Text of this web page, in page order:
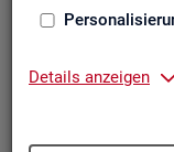
Details anzeigen